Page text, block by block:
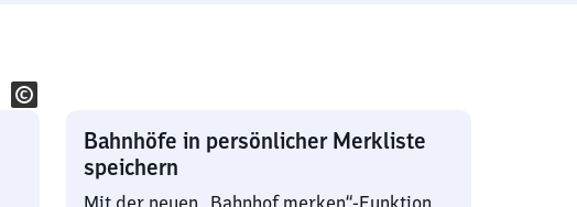
Bahnhöfe in persönlicher Merkliste
speichern
Mit der neuen „Bahnhof merken“-Funktion